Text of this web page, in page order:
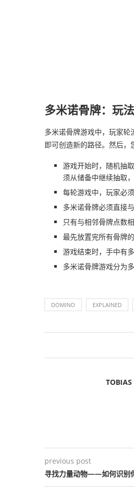
多米诺骨牌：玩法
多米诺骨牌游戏中，玩家轮
即可创造新的路径。然后，
游戏开始时，随机抽
须从储备中继续抽取
每轮游戏中，玩家必
多米诺骨牌必须直接
只有与相邻骨牌点数
最先放置完所有骨牌
游戏结束时，手中有
多米诺骨牌游戏分为
DOMINO EXPLAINED
TOBIAS
previous post
寻找力量动物——如何识别